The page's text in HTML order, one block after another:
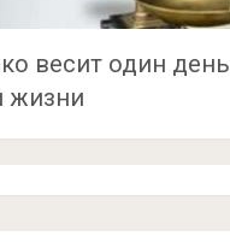
весит один день
жизни